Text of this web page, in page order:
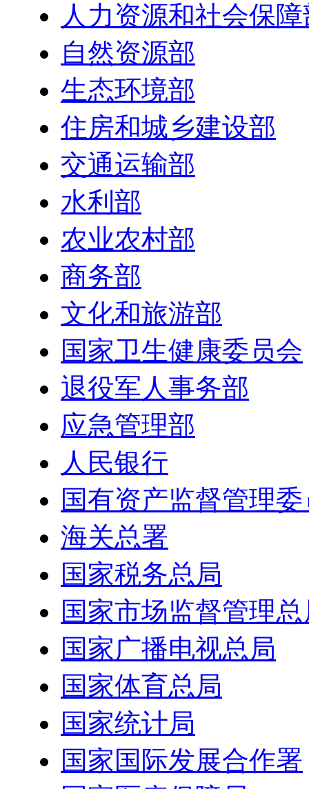
人力资源和社会保
自然资源部
生态环境部
住房和城乡建设部
交通运输部
水利部
农业农村部
商务部
文化和旅游部
国家卫生健康委员会
退役军人事务部
应急管理部
人民银行
国有资产监督管理
海关总署
国家税务总局
国家市场监督管理
国家广播电视总局
国家体育总局
国家统计局
国家国际发展合作署